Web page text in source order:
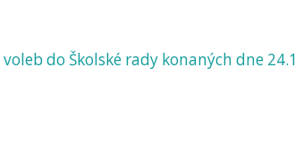
voleb do Školské rady konaných dne